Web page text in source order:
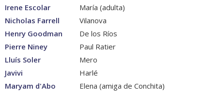
Irene Escolar
María (adulta)
Nicholas Farrell
Vilanova
Henry Goodman
De los Ríos
Pierre Niney
Paul Ratier
Lluís Soler
Mero
Javivi
Harlé
Maryam d'Abo
Elena (amiga de Conchita)